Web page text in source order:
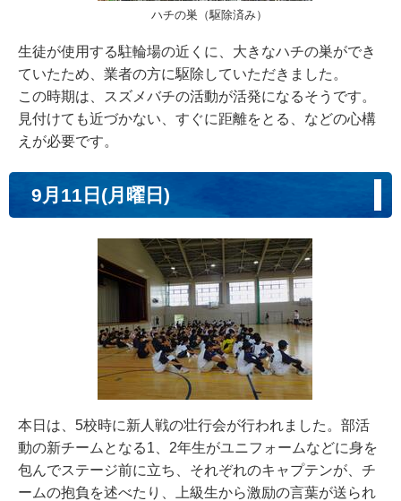
ハチの巣（駆除済み）
生徒が使用する駐輪場の近くに、大きなハチの巣ができ
ていたため、業者の方に駆除していただきました。
この時期は、スズメバチの活動が活発になるそうです。
見付けても近づかない、すぐに距離をとる、などの心構
えが必要です。
9月11日(月曜日)
本日は、5校時に新人戦の壮行会が行われました。部活
動の新チームとなる1、2年生がユニフォームなどに身を
包んでステージ前に立ち、それぞれのキャプテンが、チ
ームの抱負を述べたり、上級生から激励の言葉が送られ